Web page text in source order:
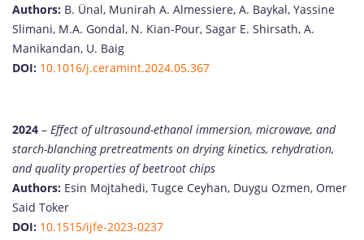
Authors: B. Ünal, Munirah A. Almessiere, A. Baykal, Yassine
Slimani, M.A. Gondal, N. Kian-Pour, Sagar E. Shirsath, A.
Manikandan, U. Baig
DOI: 10.1016/j.ceramint.2024.05.367
2024 – Effect of ultrasound-ethanol immersion, microwave, and
starch-blanching pretreatments on drying kinetics, rehydration,
and quality properties of beetroot chips
Authors: Esin Mojtahedi, Tugce Ceyhan, Duygu Ozmen, Omer
Said Toker
DOI: 10.1515/ijfe-2023-0237